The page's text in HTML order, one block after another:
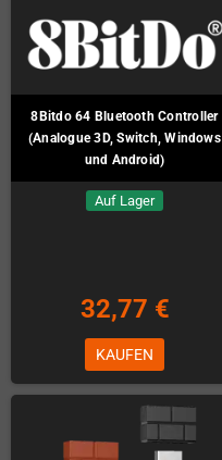
8Bitdo 64 Bluetooth Controller
(Analogue 3D, Switch, Windows
und Android)
Auf Lager
32,77 €
KAUFEN